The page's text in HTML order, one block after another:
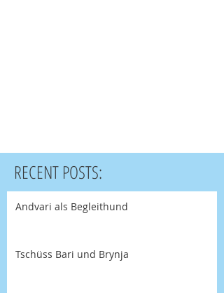
RECENT POSTS:
Andvari als Begleithund
Tschüss Bari und Brynja